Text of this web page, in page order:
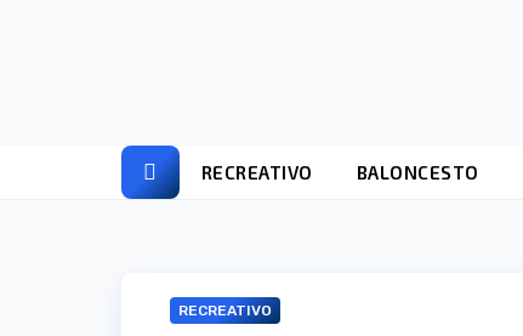
RECREATIVO BALONCESTO
RECREATIVO